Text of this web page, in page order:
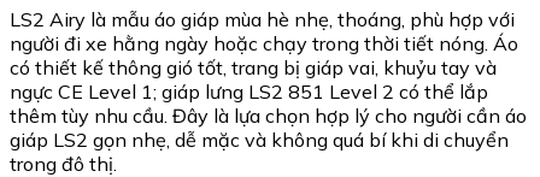
LS2 Airy là mẫu áo giáp mùa hè nhẹ, thoáng, phù hợp với
người đi xe hằng ngày hoặc chạy trong thời tiết nóng. Áo
có thiết kế thông gió tốt, trang bị giáp vai, khuỷu tay và
ngực CE Level 1; giáp lưng LS2 851 Level 2 có thể lắp
thêm tùy nhu cầu. Đây là lựa chọn hợp lý cho người cần áo
giáp LS2 gọn nhẹ, dễ mặc và không quá bí khi di chuyển
trong đô thị.